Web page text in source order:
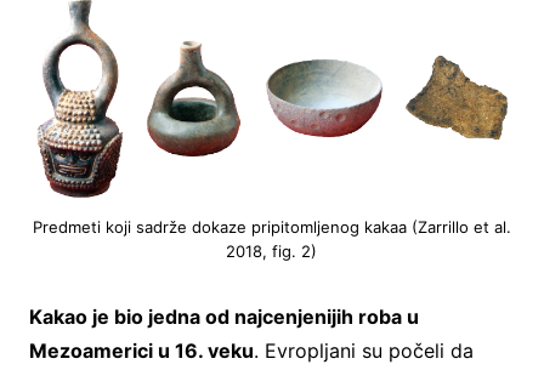
Predmeti koji sadrže dokaze pripitomljenog kakaa (Zarrillo et al.
2018, fig. 2)
Kakao je bio jedna od najcenjenijih roba u
Mezoamerici u 16. veku. Evropljani su počeli da